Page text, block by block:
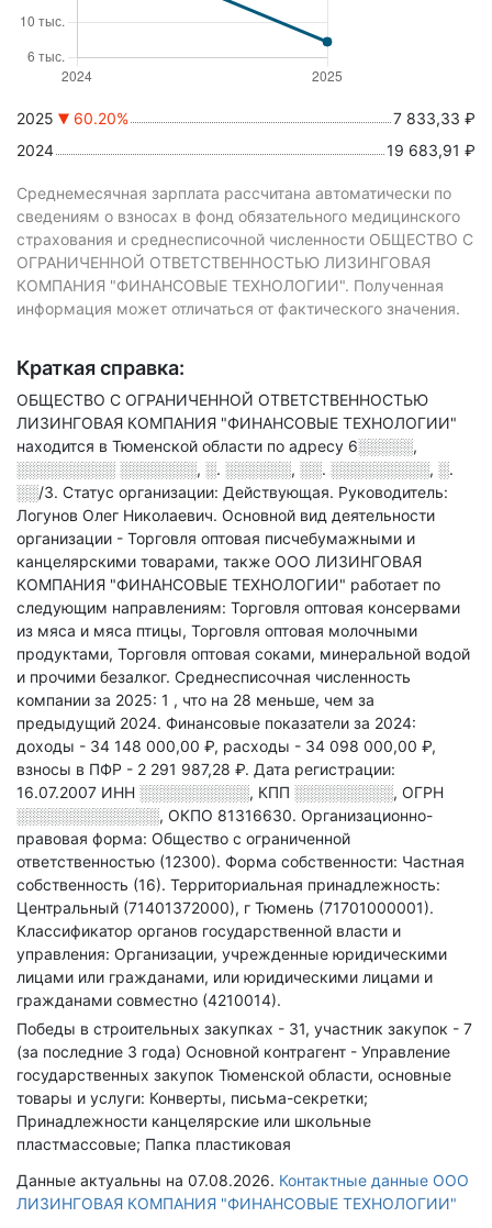
2025 60.20%
7 833,33 ₽
2024
19 683,91 ₽
Среднемесячная зарплата рассчитана автоматически по
сведениям о взносах в фонд обязательного медицинского
страхования и среднесписочной численности ОБЩЕСТВО С
ОГРАНИЧЕННОЙ ОТВЕТСТВЕННОСТЬЮ ЛИЗИНГОВАЯ
КОМПАНИЯ "ФИНАНСОВЫЕ ТЕХНОЛОГИИ". Полученная
информация может отличаться от фактического значения.
Краткая справка:
ОБЩЕСТВО С ОГРАНИЧЕННОЙ ОТВЕТСТВЕННОСТЬЮ
ЛИЗИНГОВАЯ КОМПАНИЯ "ФИНАНСОВЫЕ ТЕХНОЛОГИИ"
находится в Тюменской области по адресу 6░░░░░,
░░░░░░░░░ ░░░░░░░, ░. ░░░░░░, ░░. ░░░░░░░░░, ░.
░░/3. Статус организации: Действующая. Руководитель:
Логунов Олег Николаевич. Основной вид деятельности
организации - Торговля оптовая писчебумажными и
канцелярскими товарами, также ООО ЛИЗИНГОВАЯ
КОМПАНИЯ "ФИНАНСОВЫЕ ТЕХНОЛОГИИ" работает по
следующим направлениям: Торговля оптовая консервами
из мяса и мяса птицы, Торговля оптовая молочными
продуктами, Торговля оптовая соками, минеральной водой
и прочими безалког. Среднесписочная численность
компании за 2025: 1 , что на 28 меньше, чем за
предыдущий 2024. Финансовые показатели за 2024:
доходы - 34 148 000,00 ₽, расходы - 34 098 000,00 ₽,
взносы в ПФР - 2 291 987,28 ₽. Дата регистрации:
16.07.2007 ИНН ░░░░░░░░░░, КПП ░░░░░░░░░, ОГРН
░░░░░░░░░░░░░, ОКПО 81316630. Организационно-
правовая форма: Общество с ограниченной
ответственностью (12300). Форма собственности: Частная
собственность (16). Территориальная принадлежность:
Центральный (71401372000), г Тюмень (71701000001).
Классификатор органов государственной власти и
управления: Организации, учрежденные юридическими
лицами или гражданами, или юридическими лицами и
гражданами совместно (4210014).
Победы в строительных закупках - 31, участник закупок - 7
(за последние 3 года) Основной контрагент - Управление
государственных закупок Тюменской области, основные
товары и услуги: Конверты, письма-секретки;
Принадлежности канцелярские или школьные
пластмассовые; Папка пластиковая
Данные актуальны на 07.08.2026. Контактные данные ООО
ЛИЗИНГОВАЯ КОМПАНИЯ "ФИНАНСОВЫЕ ТЕХНОЛОГИИ"